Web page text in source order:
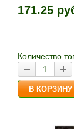
1шт
и «-».
171.25
Количество